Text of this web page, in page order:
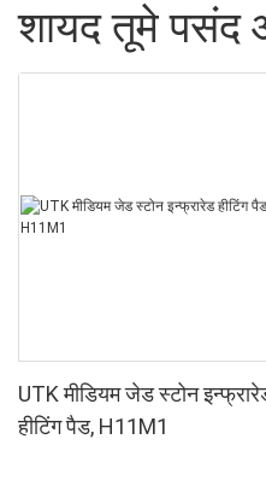
शायद तूमे
UTK मीडियम जेड स्टोन
हीटिंग पैड, H11M1